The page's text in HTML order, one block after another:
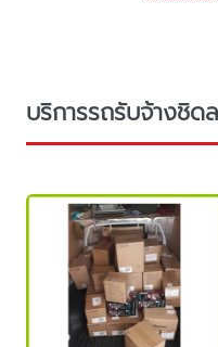
บริการรถรับจ้างชิด